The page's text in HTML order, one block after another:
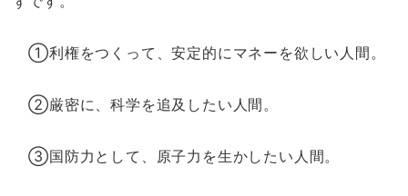
①利権をつくって、安定的にマネーを欲しい人間。
②厳密に、科学を追及したい人間。
③国防力として、原子力を生かしたい人間。